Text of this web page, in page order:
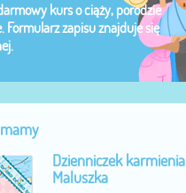
kurs o ciąży, porodzie
Formularz zapisu znajduje się
Dzienniczek karmienia
Maluszka